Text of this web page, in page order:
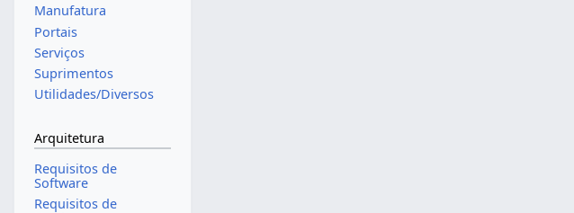
Manufatura
Portais
Serviços
Suprimentos
Utilidades/Diversos
Arquitetura
Requisitos de
Software
Requisitos de